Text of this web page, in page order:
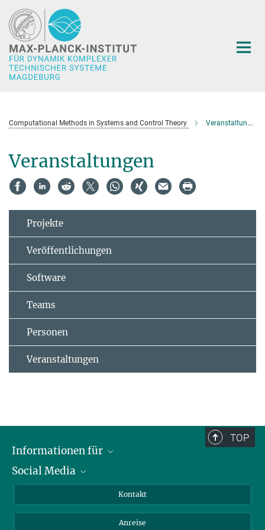
Hauptinhalt
Computational Methods in Systems and Control Theory Veranstaltungen
Veranstaltungen
Projekte
Veröffentlichungen
Software
Teams
Personen
Veranstaltungen
TOP
Informationen für
Wissenschaftlerinnen und Wissenschaftler
Bewerberinnen und Bewerber
Social Media
YouTube
Kontakt
Anreise